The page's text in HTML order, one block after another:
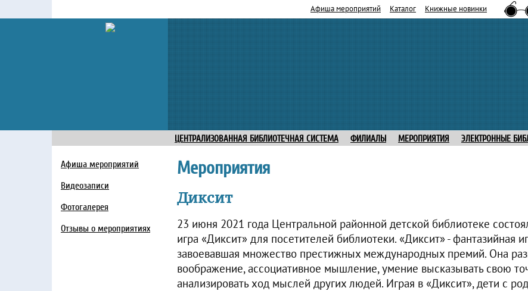
Афиша мероприятий Каталог Книжные новинки
ЦЕНТРАЛИЗОВАННАЯ БИБЛИОТЕЧНАЯ СИСТЕМА ФИЛИАЛЫ МЕРОПРИЯТИЯ ЭЛЕКТРОННЫЕ
Афиша мероприятий
Видеозаписи
Фотогалерея
Отзывы о мероприятиях
Мероприятия
Диксит
23 июня 2021 года Центральной районной детской библиотеке
игра «Диксит» для посетителей библиотеки. «Диксит» - фантазийная
завоевавшая множество престижных международных премий. Она
воображение, ассоциативное мышление, умение высказывать свою
анализировать ход мыслей других людей. Играя в «Диксит», дети с